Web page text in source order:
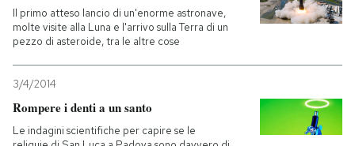
Il primo atteso lancio di un'enorme astronave,
molte visite alla Luna e l'arrivo sulla Terra di un
pezzo di asteroide, tra le altre cose
3/4/2014
Rompere i denti a un santo
Le indagini scientifiche per capire se le